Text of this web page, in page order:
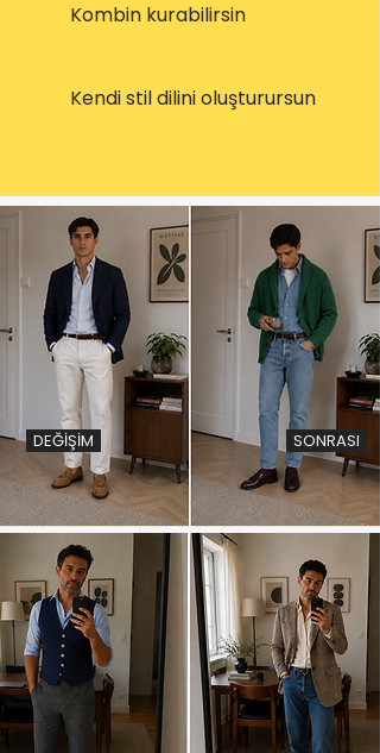
Kombin kurabilirsin
Kendi stil dilini oluşturursun
DEĞİŞİM SONRASI